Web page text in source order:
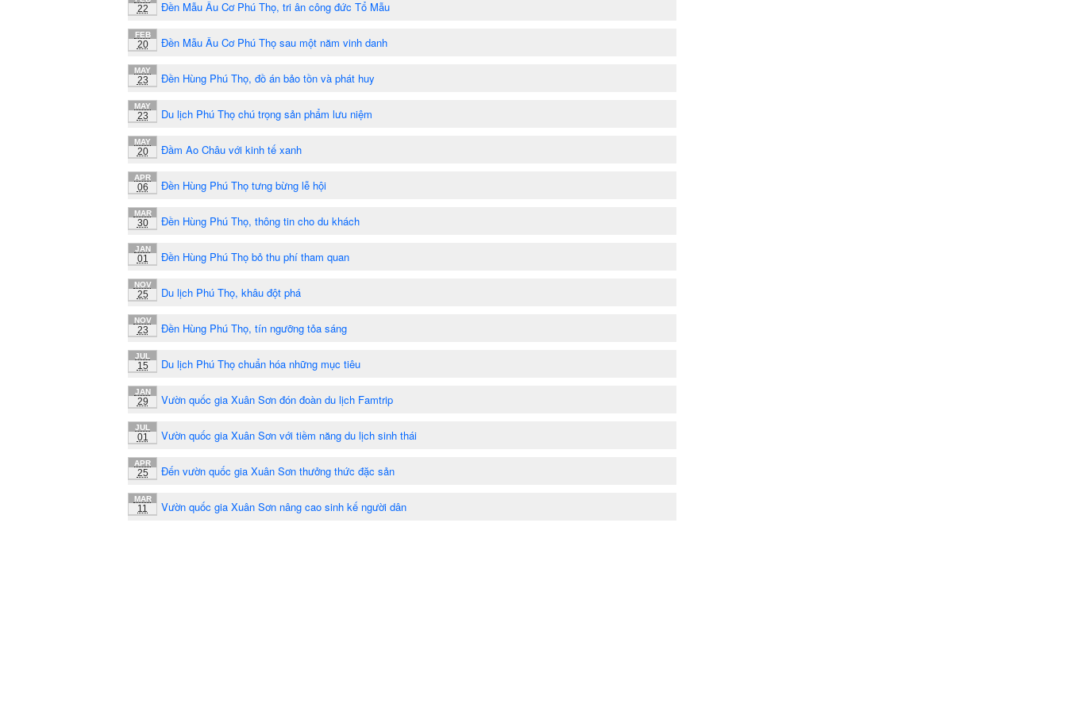
22 Đền Mẫu Âu Cơ Phú Thọ, tri ân công đức Tổ Mẫu
FEB
20 Đền Mẫu Âu Cơ Phú Thọ sau một năm vinh danh
MAY
23 Đền Hùng Phú Thọ, đồ án bảo tồn và phát huy
MAY
23 Du lịch Phú Thọ chú trọng sản phẩm lưu niệm
MAY
20 Đầm Ao Châu với kinh tế xanh
APR
06 Đền Hùng Phú Thọ tưng bừng lễ hội
MAR
30 Đền Hùng Phú Thọ, thông tin cho du khách
JAN
01 Đền Hùng Phú Thọ bỏ thu phí tham quan
NOV
25 Du lịch Phú Thọ, khâu đột phá
NOV
23 Đền Hùng Phú Thọ, tín ngưỡng tỏa sáng
JUL
15 Du lịch Phú Thọ chuẩn hóa những mục tiêu
JAN
29 Vườn quốc gia Xuân Sơn đón đoàn du lịch Famtrip
JUL
01 Vườn quốc gia Xuân Sơn với tiềm năng du lịch sinh thái
APR
25 Đến vườn quốc gia Xuân Sơn thưởng thức đặc sản
MAR
11 Vườn quốc gia Xuân Sơn nâng cao sinh kế người dân